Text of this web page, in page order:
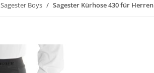
Sagester Boys Sagester Kürhose 430 für Herren